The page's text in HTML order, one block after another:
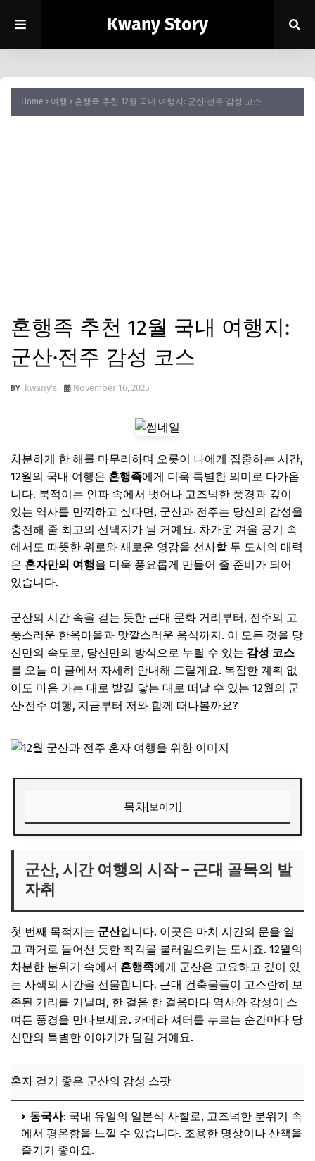
Kwany Story
Home 여행 혼행족 추천 12월 국내 여행지: 군산·전주 감성 코스
혼행족 추천 12월 국내 여행지:
군산·전주 감성 코스
kwany's November 16, 2025
차분하게 한 해를 마무리하며 오롯이 나에게 집중하는 시간,
12월의 국내 여행은 혼행족에게 더욱 특별한 의미로 다가옵
니다. 북적이는 인파 속에서 벗어나 고즈넉한 풍경과 깊이
있는 역사를 만끽하고 싶다면, 군산과 전주는 당신의 감성을
충전해 줄 최고의 선택지가 될 거예요. 차가운 겨울 공기 속
에서도 따뜻한 위로와 새로운 영감을 선사할 두 도시의 매력
은 혼자만의 여행을 더욱 풍요롭게 만들어 줄 준비가 되어
있습니다.
군산의 시간 속을 걷는 듯한 근대 문화 거리부터, 전주의 고
풍스러운 한옥마을과 맛깔스러운 음식까지. 이 모든 것을 당
신만의 속도로, 당신만의 방식으로 누릴 수 있는 감성 코스
를 오늘 이 글에서 자세히 안내해 드릴게요. 복잡한 계획 없
이도 마음 가는 대로 발길 닿는 대로 떠날 수 있는 12월의 군
산·전주 여행, 지금부터 저와 함께 떠나볼까요?
목차[보이기]
혼자 걷기 좋은 군산의 감성 스팟
🎁 요즘 다들 사는 “가성비 꿀템” 먼저 보고 가세요
💸 넷플릭스·유튜브·ChatGPT, 제값 내지 말고 할인해서 쓰세
요
전주, 오감만족 미식과 한옥의 향연
전주에서 놓치지 말아야 할 감성 & 미식 스팟
🎁 요즘 다들 사는 “가성비 꿀템” 먼저 보고 가세요
💸 넷플릭스·유튜브·ChatGPT, 제값 내지 말고 할인해서 쓰세
요
성공적인 12월 혼행을 위한 체크리스트
💸 넷플릭스·유튜브·ChatGPT, 제값 내지 말고 할인해서 쓰세
요
군산, 시간 여행의 시작 – 근대 골목의 발
자취
첫 번째 목적지는 군산입니다. 이곳은 마치 시간의 문을 열
고 과거로 들어선 듯한 착각을 불러일으키는 도시죠. 12월의
차분한 분위기 속에서 혼행족에게 군산은 고요하고 깊이 있
는 사색의 시간을 선물합니다. 근대 건축물들이 고스란히 보
존된 거리를 거닐며, 한 걸음 한 걸음마다 역사와 감성이 스
며든 풍경을 만나보세요. 카메라 셔터를 누르는 순간마다 당
신만의 특별한 이야기가 담길 거예요.
혼자 걷기 좋은 군산의 감성 스팟
동국사: 국내 유일의 일본식 사찰로, 고즈넉한 분위기 속
에서 평온함을 느낄 수 있습니다. 조용한 명상이나 산책을
즐기기 좋아요.